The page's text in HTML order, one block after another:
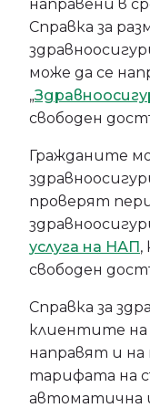
направени в
Справка за
може да се
„
свободен
Гражданите
проверят
услуга на НАП,
свободен
Справка за
клиентите
направят и на
тарифата на
автоматична